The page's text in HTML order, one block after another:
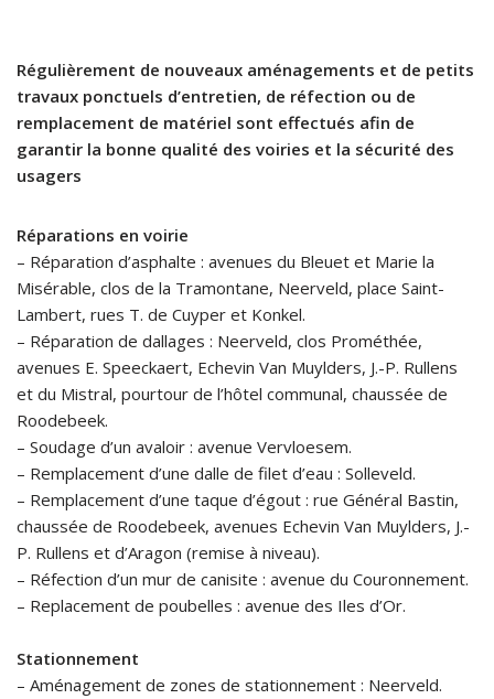
Régulièrement de nouveaux aménagements et de petits
travaux ponctuels d’entretien, de réfection ou de
remplacement de matériel sont effectués afin de
garantir la bonne qualité des voiries et la sécurité des
usagers
Réparations en voirie
– Réparation d’asphalte : avenues du Bleuet et Marie la
Misérable, clos de la Tramontane, Neerveld, place Saint-
Lambert, rues T. de Cuyper et Konkel.
– Réparation de dallages : Neerveld, clos Prométhée,
avenues E. Speeckaert, Echevin Van Muylders, J.-P. Rullens
et du Mistral, pourtour de l’hôtel communal, chaussée de
Roodebeek.
– Soudage d’un avaloir : avenue Vervloesem.
– Remplacement d’une dalle de filet d’eau : Solleveld.
– Remplacement d’une taque d’égout : rue Général Bastin,
chaussée de Roodebeek, avenues Echevin Van Muylders, J.-
P. Rullens et d’Aragon (remise à niveau).
– Réfection d’un mur de canisite : avenue du Couronnement.
– Replacement de poubelles : avenue des Iles d’Or.
Stationnement
– Aménagement de zones de stationnement : Neerveld.